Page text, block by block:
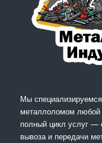
Мы
металлоломом
полный цикл услуг —
вывоза и передачи